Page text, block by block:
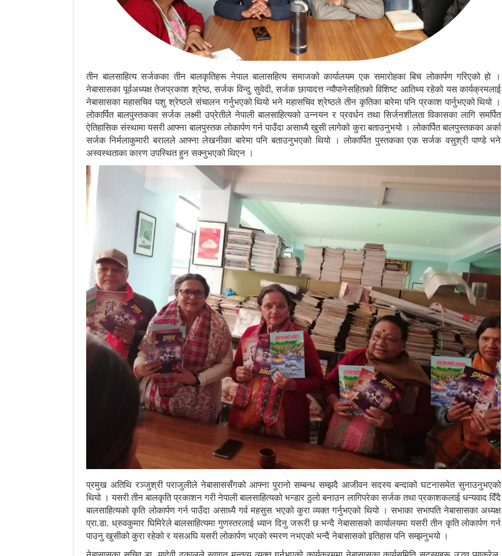
तीन बालसाहित्य सर्जकका तीन बालकृतिहरू नेपाल बालासहित्य समाजको कार्यालयम एक समारोहका बिच लोकार्पण गरिएको हो ।
नेबासासका पूर्वअध्यक्ष तेजप्रकाश श्रेष्ठ, सर्जक विन्दु सुवेदी, सर्जक छायादत्त न्यौपानेसहितको विशिष्ट आतिथ्य रहेको यस कार्यक्रमलाई
नेबासासका महासचिव यशु श्रेष्ठले संचालन गर्नुभएको थियो भने महासचिव श्रेष्ठले तीन कृतिका बारेमा पनि प्रकाश पार्नुभएको थियो ।
लोकार्पित बालपुस्तकका सर्जक लक्ष्मी उप्रेतीले नेपाली बालसाहित्यको उन्नयन र प्रवर्धन तथा सिर्जनशीलता विकासका लागि समर्पित
ऐतिहासिक संस्थामा यसरी आफ्ना बालपुस्तक लोकार्पण गर्न पाउँदा असाध्यै खुसी लागेको कुरा बताउनुभयो । लोकार्पित बालपुस्तकका अर्का
सर्जक निर्मलाकुमारी बरालले आफ्ना लेखनीका बारेमा पनि बताउनुभएको थियो । लोकार्पित पुस्तकका एक सर्जक वसुश्री पाण्डे भने
अस्वस्थताका कारण उपस्थित हुन सक्नुभएको थिएन ।
प्रमुख अतिथि रञ्जुश्री पराजुलीले नेबासाससँगको आफ्ना पुरानो सम्बन्ध सम्झदै आजीवन सदस्य बन्दाको घटनासमेत सुनाउनुभएको
थियो । यसरी तीन बालकृति प्रकाशन गरी नेपाली बालसाहित्यको भन्डार ठुलो बनाउन लागिपरेका सर्जक तथा प्रकाशकलाई धन्यवाद दिँदै
बालसाहित्यको कृति लोकार्पण गर्न पाउँदा असाध्यै गर्व महसुस भएको कुरा व्यक्त गर्नुभएको थियो । सभाका सभापति नेबासासका अध्यक्ष
प्रा.डा. ध्रुवकुमार घिमिरेले बालसाहित्यमा गुणस्तरलाई ध्यान दिनु जरूरी छ भन्दै नेबासासको कार्यालयमा यसरी तीन कृति लोकार्पण गर्न
पाउनु खुसीको कुरा रहेको र यसअघि यसरी लोकार्पण भएको स्मरण नभएको भन्दै नेबासासको इतिहास पनि सम्झनुभयो ।